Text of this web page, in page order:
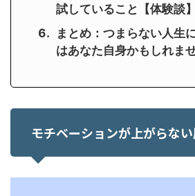
試していること【体験談】
まとめ：つまらない人生
はあなた自身かもしれま
モチベーションが上がらない